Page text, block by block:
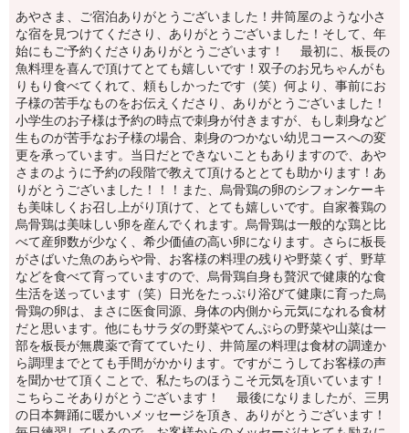
あやさま、ご宿泊ありがとうございました！井筒屋のような小さ
な宿を見つけてくださり、ありがとうございました！そして、年
始にもご予約くださりありがとうございます！ 最初に、板長の
魚料理を喜んで頂けてとても嬉しいです！双子のお兄ちゃんがも
りもり食べてくれて、頼もしかったです（笑）何より、事前にお
子様の苦手なものをお伝えくださり、ありがとうございました！
小学生のお子様は予約の時点で刺身が付きますが、もし刺身など
生ものが苦手なお子様の場合、刺身のつかない幼児コースへの変
更を承っています。当日だとできないこともありますので、あや
さまのように予約の段階で教えて頂けるととても助かります！あ
りがとうございました！！！また、烏骨鶏の卵のシフォンケーキ
も美味しくお召し上がり頂けて、とても嬉しいです。自家養鶏の
烏骨鶏は美味しい卵を産んでくれます。烏骨鶏は一般的な鶏と比
べて産卵数が少なく、希少価値の高い卵になります。さらに板長
がさばいた魚のあらや骨、お客様の料理の残りや野菜くず、野草
などを食べて育っていますので、烏骨鶏自身も贅沢で健康的な食
生活を送っています（笑）日光をたっぷり浴びて健康に育った烏
骨鶏の卵は、まさに医食同源、身体の内側から元気になれる食材
だと思います。他にもサラダの野菜やてんぷらの野菜や山菜は一
部を板長が無農薬で育てていたり、井筒屋の料理は食材の調達か
ら調理までとても手間がかかります。ですがこうしてお客様の声
を聞かせて頂くことで、私たちのほうこそ元気を頂いています！
こちらこそありがとうございます！ 最後になりましたが、三男
の日本舞踊に暖かいメッセージを頂き、ありがとうございます！